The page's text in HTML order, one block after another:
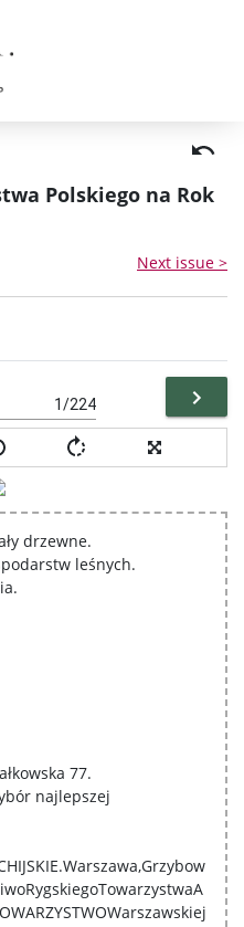
Polskiego na Rok
Next issue >
/224
drzewne.
leśnych.
77.
najlepszej